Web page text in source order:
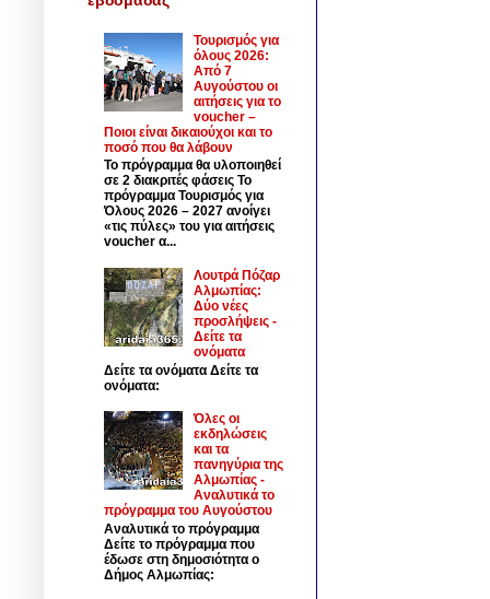
Τουρισμός για
όλους 2026:
Από 7
Αυγούστου οι
αιτήσεις για το
voucher –
Ποιοι είναι δικαιούχοι και το
ποσό που θα λάβουν
Το πρόγραμμα θα υλοποιηθεί
σε 2 διακριτές φάσεις Το
πρόγραμμα Τουρισμός για
Όλους 2026 – 2027 ανοίγει
«τις πύλες» του για αιτήσεις
voucher α...
Λουτρά Πόζαρ
Αλμωπίας:
Δύο νέες
προσλήψεις -
Δείτε τα
ονόματα
Δείτε τα ονόματα Δείτε τα
ονόματα:
Όλες οι
εκδηλώσεις
και τα
πανηγύρια της
Αλμωπίας -
Αναλυτικά το
πρόγραμμα του Αυγούστου
Αναλυτικά το πρόγραμμα
Δείτε το πρόγραμμα που
έδωσε στη δημοσιότητα ο
Δήμος Αλμωπίας: